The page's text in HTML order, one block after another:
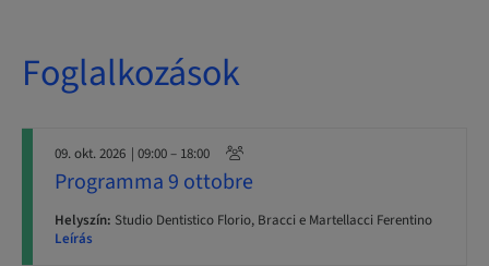
Foglalkozások
09. okt. 2026 | 09:00 – 18:00
Programma 9 ottobre
Helyszín: Studio Dentistico Florio, Bracci e Martellacci Ferentino
Leírás